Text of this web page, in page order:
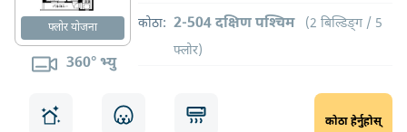
फ्लोर योजना
360° भ्यु
कोठा: 2-504 दक्षिण पश्चिम
(2 बिल्डिङ्ग / 5
फ्लोर)
कोठा हेर्नुहोस्